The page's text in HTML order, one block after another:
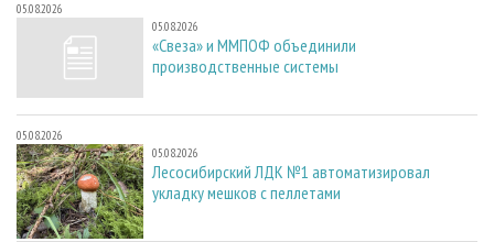
05.08.2026
05.08.2026
«Свеза» и ММПОФ объединили
производственные системы
05.08.2026
05.08.2026
Лесосибирский ЛДК №1 автоматизировал
укладку мешков с пеллетами